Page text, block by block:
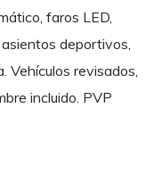
faros LED,
deportivos,
Vehículos revisados,
incluido. PVP